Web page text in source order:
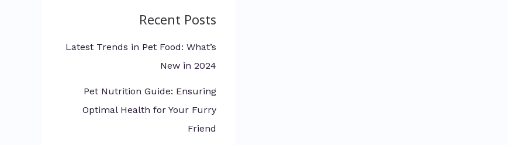
Recent Posts
Latest Trends in Pet Food: What’s
New in 2024
Pet Nutrition Guide: Ensuring
Optimal Health for Your Furry
Friend